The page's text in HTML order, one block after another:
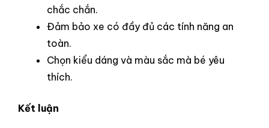
chắc chắn.
Đảm bảo xe có đầy đủ các tính năng an
toàn.
Chọn kiểu dáng và màu sắc mà bé yêu
thích.
Kết luận